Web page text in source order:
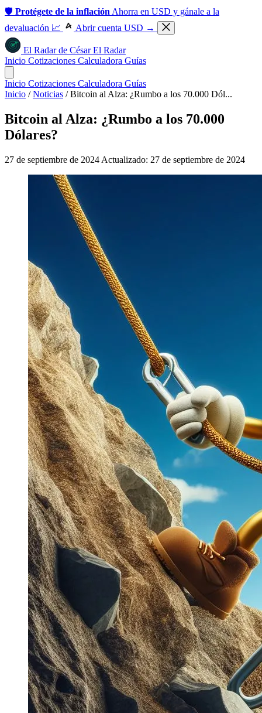
🛡️ Protégete de la inflación Ahorra en USD y gánale a la
devaluación 📈
Abrir cuenta USD →
El Radarde César El Radar
Inicio Cotizaciones Calculadora Guías
Inicio Cotizaciones Calculadora Guías
Inicio / Noticias / Bitcoin al Alza: ¿Rumbo a los 70.000 Dól...
Bitcoin al Alza: ¿Rumbo a los 70.000
Dólares?
27 de septiembre de 2024 Actualizado: 27 de septiembre de 2024